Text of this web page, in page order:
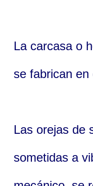
La carcasa o
se fabrican
Las orejas de
sometidas a